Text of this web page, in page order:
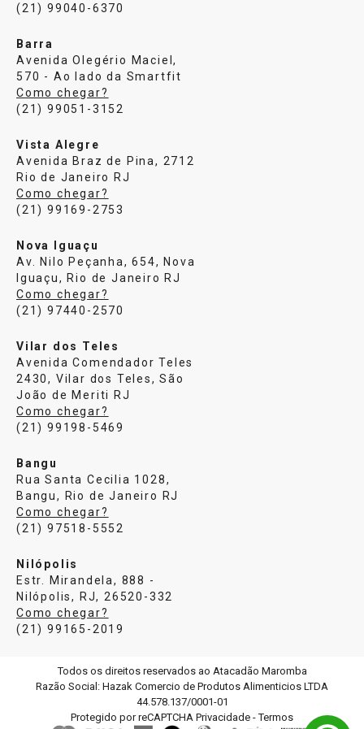
(21) 99040-6370
Barra
Avenida Olegério Maciel,
570 - Ao lado da Smartfit
Como chegar?
(21) 99051-3152
Vista Alegre
Avenida Braz de Pina, 2712
Rio de Janeiro RJ
Como chegar?
(21) 99169-2753
Nova Iguaçu
Av. Nilo Peçanha, 654, Nova
Iguaçu, Rio de Janeiro RJ
Como chegar?
(21) 97440-2570
Vilar dos Teles
Avenida Comendador Teles
2430, Vilar dos Teles, São
João de Meriti RJ
Como chegar?
(21) 99198-5469
Bangu
Rua Santa Cecilia 1028,
Bangu, Rio de Janeiro RJ
Como chegar?
(21) 97518-5552
Nilópolis
Estr. Mirandela, 888 -
Nilópolis, RJ, 26520-332
Como chegar?
(21) 99165-2019
Todos os direitos reservados ao Atacadão Maromba
Razão Social: Hazak Comercio de Produtos Alimenticios LTDA
44.578.137/0001-01
Protegido por reCAPTCHA Privacidade -Termos